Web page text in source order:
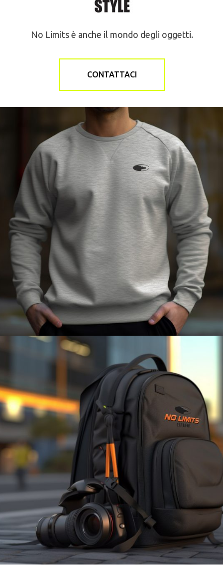
No Limits è anche il mondo degli oggetti.
CONTATTACI